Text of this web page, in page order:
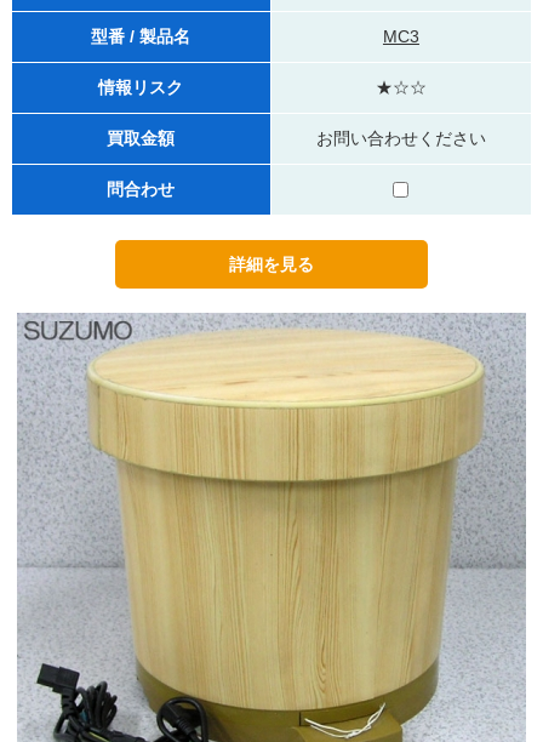
型番 / 製品名 MC3
情報リスク ★☆☆
買取金額 お問い合わせください
問合わせ